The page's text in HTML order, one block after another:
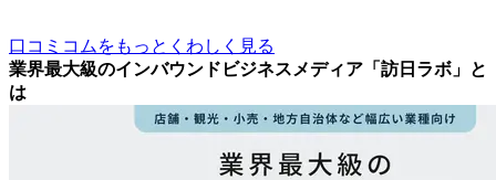
口コミコムをもっとくわしく見る
業界最大級のインバウンドビジネスメディア「訪日ラボ」と
は